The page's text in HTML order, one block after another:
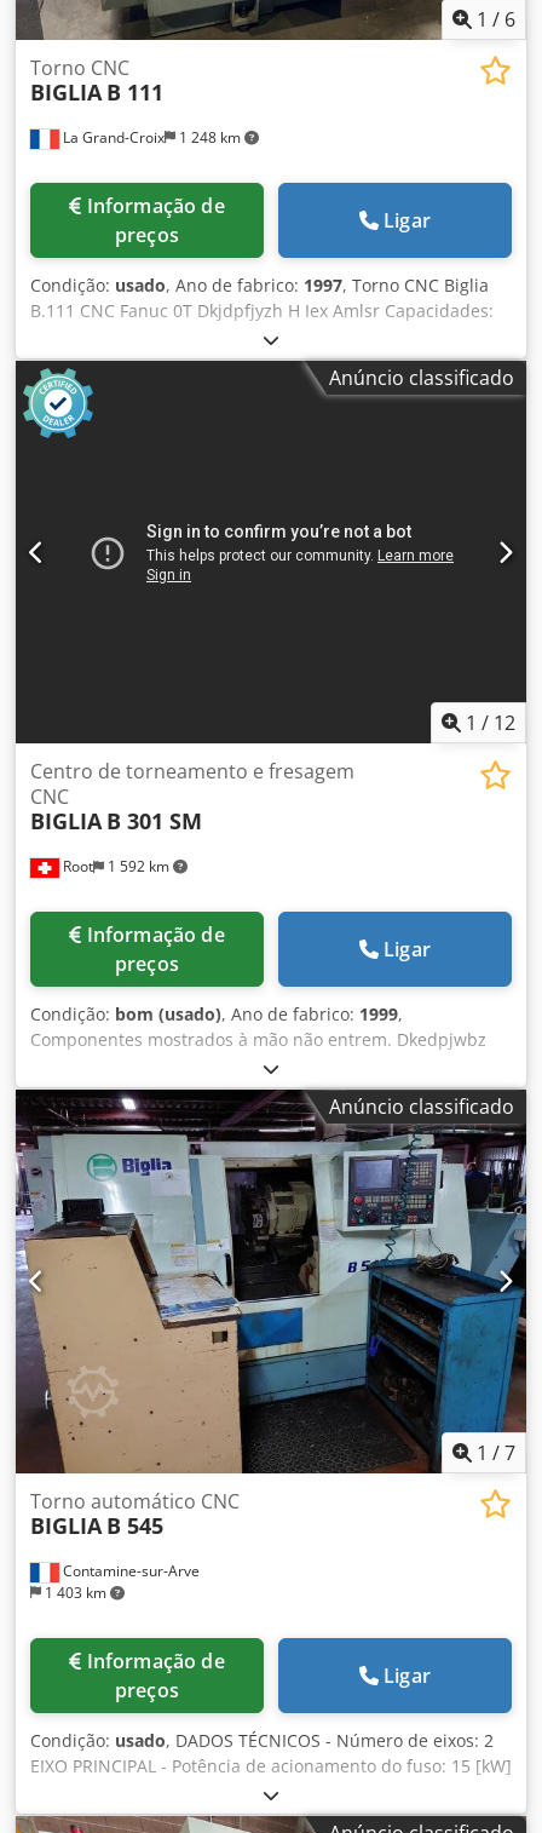
1 / 6
La Grand-Croix 1 248 km
Torno CNC
BIGLIA B 111
preços
Ligar
Condição: usado, Ano de fabrico: 1997, Torno CNC Biglia
B.111 CNC Fanuc 0T Dkjdpfjyzh H Iex Amlsr Capacidades:
Diâmetro máx. de torneamento: 200 mm Comprimento de
torneamento: 300 mm Cabeçote: Passagem de barra: 42
mm Velocidade: 5000 rpm Potência: 7,5 kW 1 torre com 12
ferramentas Placa de 3 castanhas Ladner Eixo X - 110 mm
Eixo Z - 300 mm Vídeos disponíveis
Anúncio classificado
1 / 12
Root 1 592 km
Centro de torneamento e fresagem
CNC
BIGLIA B 301 SM
preços
Ligar
Condição: bom (usado), Ano de fabrico: 1999,
Componentes mostrados à mão não entrem. Dkedpjwbz
Anúncio classificado
1 /7
Contamine-sur-Arve
1 403 km
Torno automático CNC
BIGLIA B 545
preços
Ligar
Condição: usado, DADOS TÉCNICOS - Número de eixos: 2
EIXO PRINCIPAL - Potência de acionamento do fuso: 15 [kW]
Dodpfsuhaf Sex Amlskr - Velocidade do fuso: 5000 [rpm] -
Diâmetro máximo da barra: 45 [mm] - Comprimento